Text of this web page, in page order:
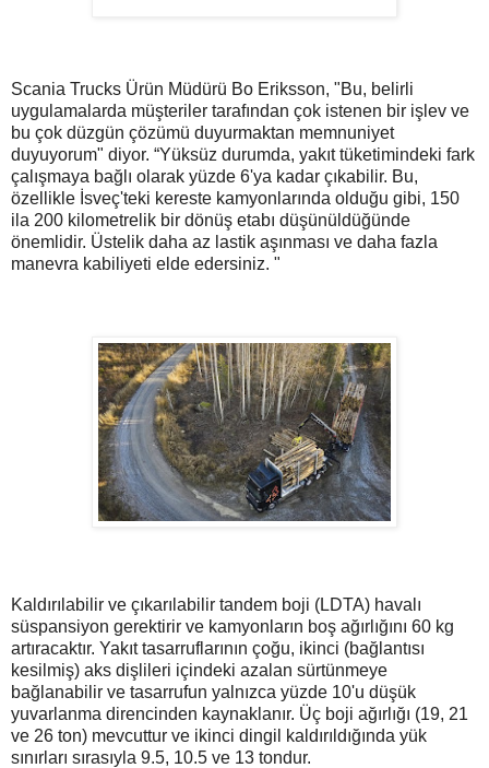
Scania Trucks Ürün Müdürü Bo Eriksson, "Bu, belirli
uygulamalarda müşteriler tarafından çok istenen bir işlev ve
bu çok düzgün çözümü duyurmaktan memnuniyet
duyuyorum" diyor. “Yüksüz durumda, yakıt tüketimindeki fark
çalışmaya bağlı olarak yüzde 6'ya kadar çıkabilir. Bu,
özellikle İsveç'teki kereste kamyonlarında olduğu gibi, 150
ila 200 kilometrelik bir dönüş etabı düşünüldüğünde
önemlidir. Üstelik daha az lastik aşınması ve daha fazla
manevra kabiliyeti elde edersiniz. "
Kaldırılabilir ve çıkarılabilir tandem boji (LDTA) havalı
süspansiyon gerektirir ve kamyonların boş ağırlığını 60 kg
artıracaktır. Yakıt tasarruflarının çoğu, ikinci (bağlantısı
kesilmiş) aks dişlileri içindeki azalan sürtünmeye
bağlanabilir ve tasarrufun yalnızca yüzde 10'u düşük
yuvarlanma direncinden kaynaklanır. Üç boji ağırlığı (19, 21
ve 26 ton) mevcuttur ve ikinci dingil kaldırıldığında yük
sınırları sırasıyla 9.5, 10.5 ve 13 tondur.